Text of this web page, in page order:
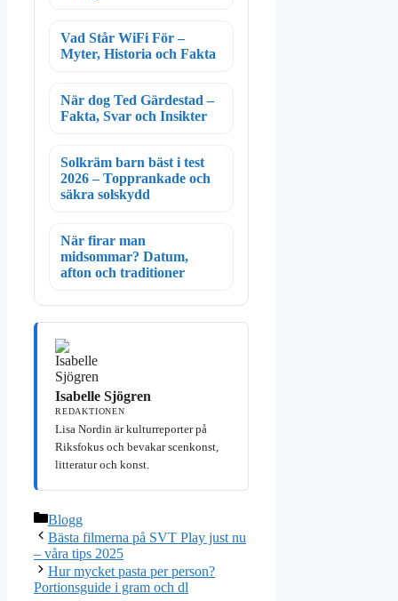
Vad Står WiFi För –
Myter, Historia och Fakta
När dog Ted Gärdestad –
Fakta, Svar och Insikter
Solkräm barn bäst i test
2026 – Topprankade och
säkra solskydd
När firar man
midsommar? Datum,
afton och traditioner
Isabelle Sjögren
REDAKTIONEN
Lisa Nordin är kulturreporter på
Riksfokus och bevakar scenkonst,
litteratur och konst.
Kategorier
Blogg
Bästa filmerna på SVT Play just nu
– våra tips 2025
Hur mycket pasta per person?
Portionsguide i gram och dl